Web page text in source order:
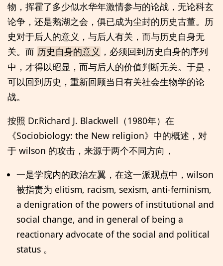
物，挥霍了多少似水华年激情参与的论战，无论科玄
论争，还是鹅湖之会，俱已成为尘封的历史古董。历
史对于后人的意义，与后人有关，而与历史自身无
关。而 历史自身的意义 ，必须回到历史自身的序列
中，才得以昭显，而与后人的价值判断无关。于是，
可以回到历史，重新回顾当日有关社会生物学的论
战。
按照 Dr.Richard J. Blackwell（1980年）在
《Sociobiology: the New religion》中的概述，对
于 wilson 的攻击，来源于两个不同方向，
一是学院内的政治左翼，在这一派观点中，wilson
被指责为 elitism, racism, sexism, anti-feminism,
a denigration of the powers of institutional and
social change, and in general of being a
reactionary advocate of the social and political
status 。